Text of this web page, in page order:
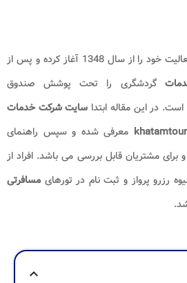
فعالیت خود را از سال 1348 آغاز کرده و پس از
گردشگری را تحت پوشش صندوق
در این مقاله ابتدا سایت شرکت خدمات
معرفی شده و سپس راهنمای
برای مشتریان قابل بررسی می باشد. افراد از
رزرو پرواز و ثبت نام در تورهای مسافرتی
expand_more